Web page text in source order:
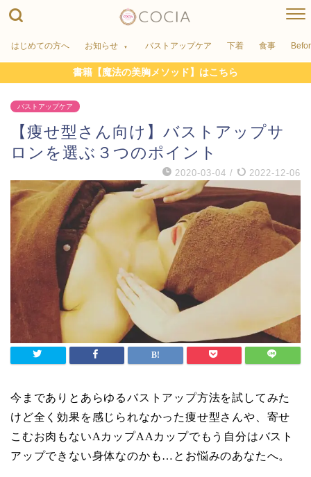
はじめての方へ お知らせ バストアップケア 下着 食事
書籍【魔法の美胸メソッド】はこちら
バストアップケア
【痩せ型さん向け】バストアップサ
ロンを選ぶ３つのポイント
2020-03-04 / 2022-12-06
今までありとあらゆるバストアップ方法を試してみた
けど全く効果を感じられなかった痩せ型さんや、寄せ
こむお肉もないA カップAA カップでもう自分はバスト
アップできない身体なのかも…とお悩みのあなたへ。